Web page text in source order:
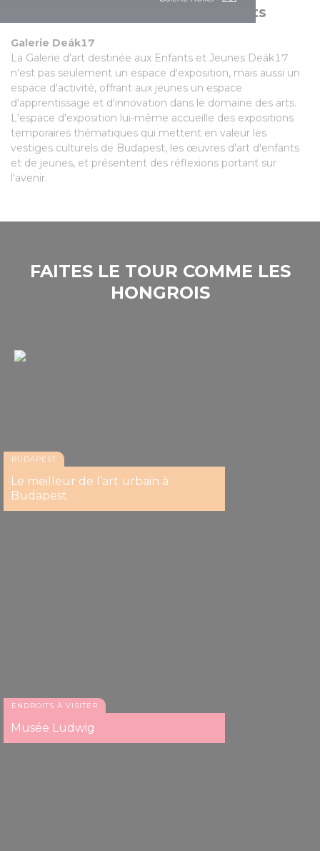
Galerie d'art destinée aux enfants
Galerie Deák17
La Galerie d'art destinée aux Enfants et Jeunes Deák17
n'est pas seulement un espace d'exposition, mais aussi un
espace d'activité, offrant aux jeunes un espace
d'apprentissage et d'innovation dans le domaine des arts.
L'espace d'exposition lui-même accueille des expositions
temporaires thématiques qui mettent en valeur les
vestiges culturels de Budapest, les œuvres d'art d'enfants
et de jeunes, et présentent des réflexions portant sur
l'avenir.
FAITES LE TOUR COMME LES
HONGROIS
BUDAPEST
Le meilleur de l’art urbain à
Budapest
ENDROITS À VISITER
Musée Ludwig